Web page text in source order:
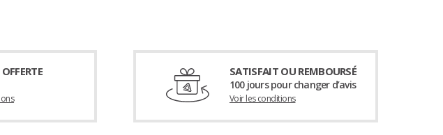
SATISFAIT OU REMBOURSÉ
100 jours pour changer d’avis
Voir les conditions